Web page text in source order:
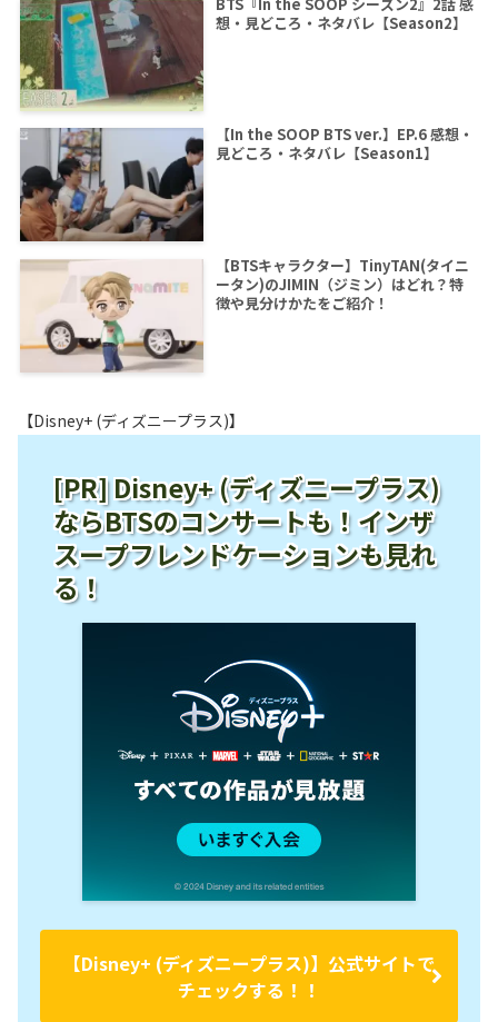
想・見どころ・ネタバレ【Season2】
【In the SOOP BTS ver.】EP.6 感想・
見どころ・ネタバレ【Season1】
【BTSキャラクター】TinyTAN(タイニ
ータン)のJIMIN（ジミン）はどれ？特
徴や見分けかたをご紹介！
【Disney+ (ディズニープラス)】
[PR] Disney+ (ディズニープラス)
ならBTSのコンサートも！インザ
スープフレンドケーションも見れ
る！
【Disney+ (ディズニープラス)】公式サイトで
チェックする！！